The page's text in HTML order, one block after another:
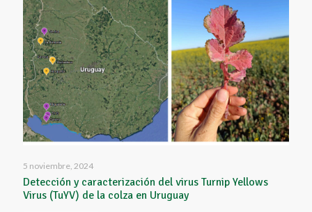
5 noviembre, 2024
Detección y caracterización del virus Turnip Yellows
Virus (TuYV) de la colza en Uruguay